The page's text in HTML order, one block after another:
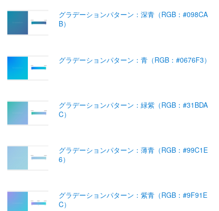
グラデーションパターン：深青（RGB：#098CA
B）
グラデーションパターン：青（RGB：#0676F3）
グラデーションパターン：緑紫（RGB：#31BDA
C）
グラデーションパターン：薄青（RGB：#99C1E
6）
グラデーションパターン：紫青（RGB：#9F91E
C）